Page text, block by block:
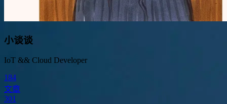
小谈谈
IoT && Cloud Developer
184
文章
301